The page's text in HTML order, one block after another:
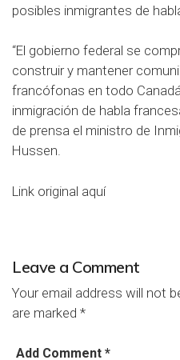
posibles inmigrantes de
“El gobierno federal se
construir y mantener
francófonas en todo
inmigración de habla
de prensa el ministro de
Hussen.
Link original aquí
Leave a Comment
Your email address will not
are marked *
Add Comment *